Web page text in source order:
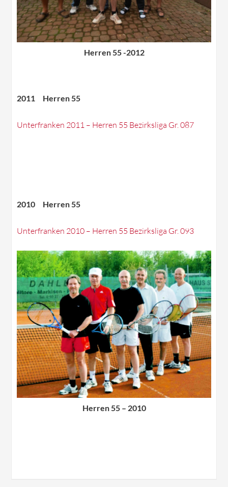
Herren 55 -2012
2011 Herren 55
Unterfranken 2011 – Herren 55 Bezirksliga Gr. 087
2010 Herren 55
Unterfranken 2010 – Herren 55 Bezirksliga Gr. 093
Herren 55 – 2010